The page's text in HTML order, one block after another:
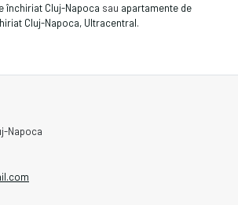
închiriat Cluj-Napoca sau apartamente de
Cluj-Napoca, Ultracentral.
Napoca